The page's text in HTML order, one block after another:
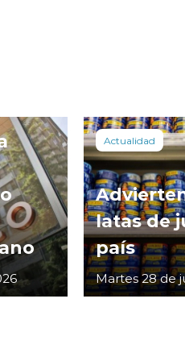
Actualidad
latas de
país
Martes 28 de